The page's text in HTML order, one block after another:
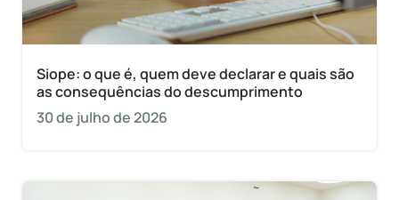
Siope: o que é, quem deve declarar e quais são
as consequências do descumprimento
30 de julho de 2026